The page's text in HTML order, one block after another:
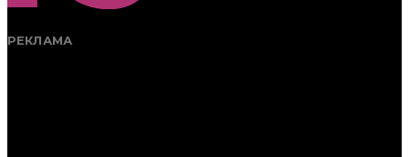
РЕКЛАМА